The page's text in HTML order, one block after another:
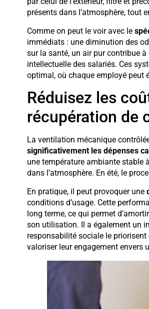
présents dans l’atmosphère, tout
Comme on peut le voir avec le
immédiats : une diminution des
sur la santé, un air pur contribue
intellectuelle des salariés. Ces
optimal, où chaque employé peut
Réduisez les
récupération de
La ventilation mécanique
significativement les dépenses
une température ambiante stable
dans l’atmosphère. En été, le
En pratique, il peut provoquer une
conditions d’usage. Cette
long terme, ce qui permet
son utilisation. Il a également un
responsabilité sociale le
valoriser leur engagement envers